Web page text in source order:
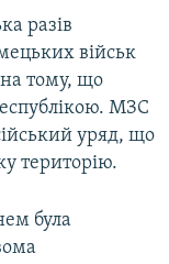
разів
військ
тому, що
МЗС
уряд, що
територію.
була